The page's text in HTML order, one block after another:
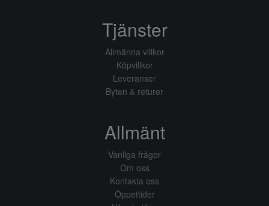
Tjänster
Allmänna villkor
Köpvillkor
Leveranser
Byten & returer
Allmänt
Vanliga frågor
Om oss
Kontakta oss
Öppettider